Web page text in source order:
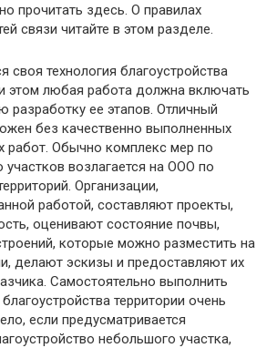
прочитать здесь. О правилах
связи читайте в этом разделе.
своя технология благоустройства
этом любая работа должна включать
разработку ее этапов. Отличный
без качественно выполненных
работ. Обычно комплекс мер по
возлагается на ООО по
Организации,
работой, составляют проекты,
оценивают состояние почвы,
которые можно разместить на
делают эскизы и предоставляют их
Самостоятельно выполнить
территории очень
если предусматривается
небольшого участка,